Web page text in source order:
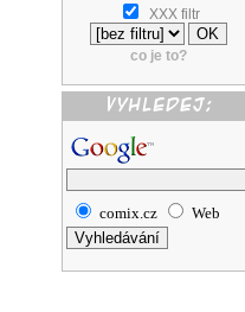
XXX filtr
co je to?
comix.cz Web